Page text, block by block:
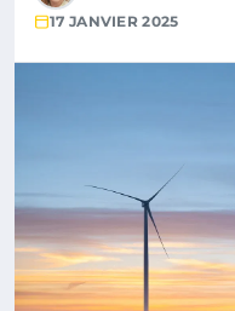
17 JANVIER 2025